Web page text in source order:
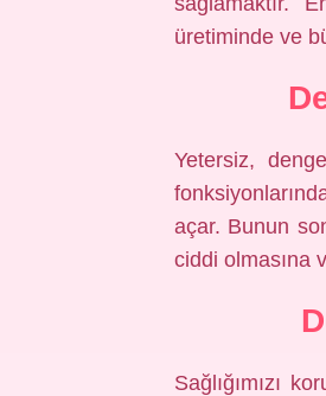
üretiminde ve
Yetersiz,
açar. Bunun
ciddi olmasına
Sağlığımızı